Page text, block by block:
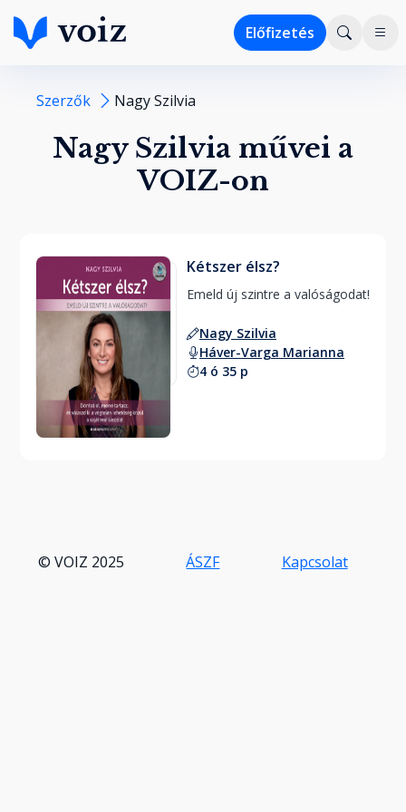
Előfizetés
Szerzők Nagy Szilvia
Nagy Szilvia művei a
VOIZ-on
Kétszer élsz?
Nagy Szilvia
Háver-Varga Marianna
4 ó 35 p
© VOIZ 2025 ÁSZF Kapcsolat